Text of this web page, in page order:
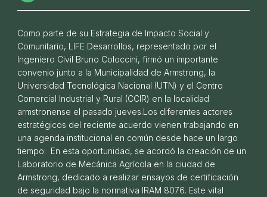
Nuevo hito para LIFE: posesión de Alea
06 DE MAYO DE 2026
Como parte de su Estrategia de Impacto Social y
Comunitario, LIFE Desarrollos, representado por el
Ingeniero Civil Bruno Coloccini, firmó un importante
convenio junto a la Municipalidad de Armstrong, la
Universidad Tecnológica Nacional (UTN) y el Centro
Comercial Industrial y Rural (CCIR) en la localidad
armstronense el pasado jueves.Los diferentes actores
estratégicos del reciente acuerdo vienen trabajando en
una agenda institucional en común desde hace un largo
tiempo: En esta oportunidad, se acordó la creación de un
Laboratorio de Mecánica Agrícola en la ciudad de
Armstrong, dedicado a realizar ensayos de certificación
de seguridad bajo la normativa IRAM 8076. Este vital